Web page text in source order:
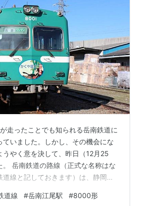
走ったことでも知られる岳南鉄道に
ていました。しかし、その機会にな
うやく意を決して、昨日（12月25
。 岳南鉄道の路線（正式な名称はな
線と記しておきます）は、静岡県
らずの路線です。元々は貨物輸送
道線 #岳南江尾駅 #8000形